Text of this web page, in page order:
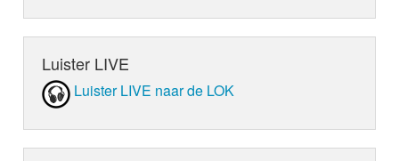
Luister LIVE
Luister LIVE naar de LOK